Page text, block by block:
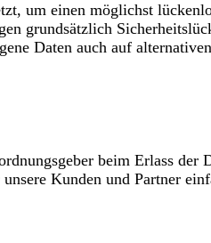
um einen möglichst
grundsätzlich
Daten auch auf
beim Erlass der
Kunden und Partner